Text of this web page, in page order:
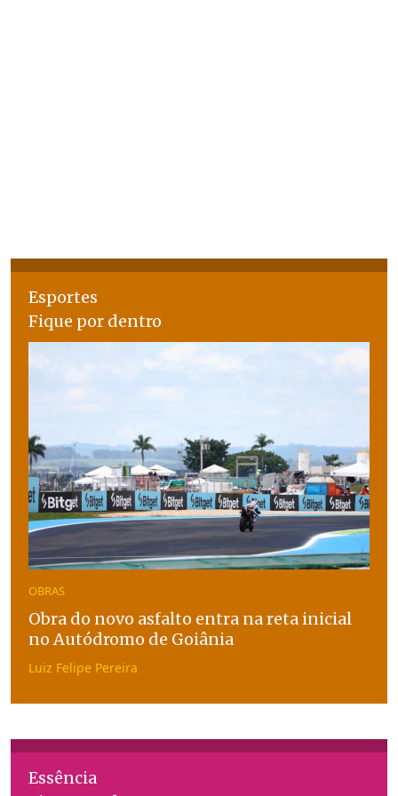
Esportes
Fique por dentro
OBRAS
Obra do novo asfalto entra na reta inicial
no Autódromo de Goiânia
Luiz Felipe Pereira
Essência